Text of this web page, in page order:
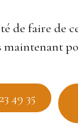
de faire de
49 35